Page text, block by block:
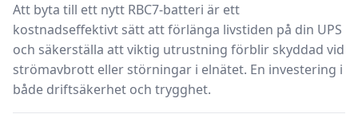
Att byta till ett nytt RBC7-batteri är ett
kostnadseffektivt sätt att förlänga livstiden på din UPS
och säkerställa att viktig utrustning förblir skyddad vid
strömavbrott eller störningar i elnätet. En investering i
både driftsäkerhet och trygghet.